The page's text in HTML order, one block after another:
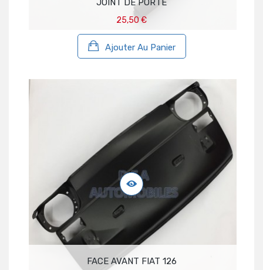
JOINT DE PORTE
25,50 €
Ajouter Au Panier
FACE AVANT FIAT 126